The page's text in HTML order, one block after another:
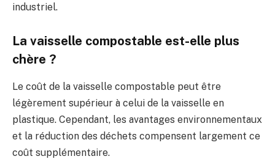
industriel.
La vaisselle compostable est-elle plus
chère ?
Le coût de la vaisselle compostable peut être
légèrement supérieur à celui de la vaisselle en
plastique. Cependant, les avantages environnementaux
et la réduction des déchets compensent largement ce
coût supplémentaire.